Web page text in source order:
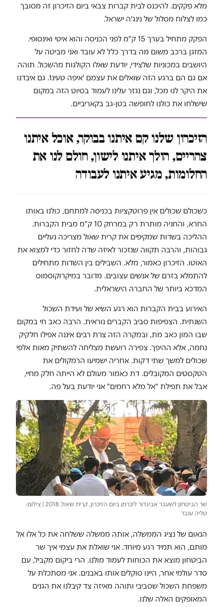
מלא פקקים. להיכנס לבית קברות צבאי ביום הזיכרון זה מסובך
כמו לצלוח מסלול של נינג'ה ישראל.
הפקק מתחיל בערך 15 ק"מ לפני הכניסה והוא איטי ואינסופי.
המזגן ברכב משום מה בדרך כלל לא עובד ואני מביטה על
היושבים במכוניות שלצידי, יודעת שאלו הקולגות מהשכול. תוהה
אם גם הם ברגע הזה שואלים את עצמם 'איפה טעינו'. גם איבדנו
את היקר לנו מכל, וגם נגזר עלינו לעמוד בסיוט הזה במקום
שישלחו את כולנו לחופשה בטן-גב בקאריביים.
הזיכרון שלנו קם איתנו בבוקר, אוכל איתנו
צהריים, הולך איתנו לישון, חולם לנו את
החלומות, מגיע איתנו לעבודה
כשכולם שכולים אין פרוטקציות בכניסה למתחם, כולנו באותו
החרא, והחניה מותרת רק במרחק 10 ק"מ מבית הקברות.
ההליכה בשדות שמקיפים את קרית שאול מצריכה נעליים
גבוהות, והרבה תקווה שנזכור לאיזה שדה לחזור כדי למצוא את
האוטו. הזיכרון כאמור, מלא. השבילים בין השדות מתחילים
להתמלא בזרם של אנשים עצובים. מדובר במיקרוקוסמוס
המדכא ביותר של החברה הישראלית.
האירוע בבית הקברות הוא רגע השיא של ועידת השכול
השנתית. הצפיפות סביב הקברים נוראית. הרבה כאב חי במקום
שבו המון כאב מת, ובמקרה הזה צרת רבים איננה אפילו חלקיק
נחמה, אלא ההיפך. צפירה רועשת מצליחה להשתיק מאות אלפי
שכולים למשך שתי דקות. אחריה ישמיעו הרמקולים את
הטקסטים המקובלים. דת כאמור מעולם לא הייתה חלק מחיי,
אבל את תפילת "אל מלא רחמים" אני יודעת בעל פה.
שר הביטחון לשעבר אביגדור ליברמן ביום הזיכרון, קרית שאול, 2018 | צילום:
טליה ענבר
הנאום של נציג הממשלה, אותה ממשלה ששלחה את כל אלו אל
מותם, הוא תמיד רגע מיוחד. אני שואלת את עצמי איך שר
הביטחון מוצא את הכוחות לעמוד מולנו. הרי ביקום מקביל, עם
סדר עולמי אחר, היינו סוקלים אותו באבנים. אני מסתכלת על
משפחת השכול שסביבי ותוהה מאיזה צד קיבלנו את הגנים
המאופקים האלה שלנו.